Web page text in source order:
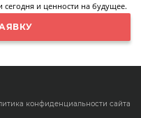
и ценности на будущее.
конфиденциальности сайта